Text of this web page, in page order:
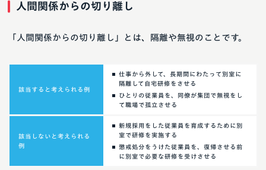
人間関係からの切り離し
「人間関係からの切り離し」とは、隔離や無視のことです。
該当すると考えられる例
仕事から外して、長期間にわたって別室に
隔離して自宅研修をさせる
ひとりの従業員を、同僚が集団で無視をし
て職場で孤立させる
該当しないと考えられる
例
新規採用をした従業員を育成するために別
室で研修を実施する
懲戒処分をうけた従業員を、復帰させる前
に別室で必要な研修を受けさせる